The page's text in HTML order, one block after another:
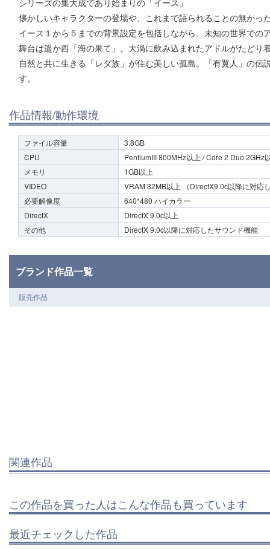
シリーズの集大成であり始まりの「イース」
懐かしいキャラクターの登場や、これまで語られることの無かっ
イース１から５までの背景設定を包括しながら、未知の世界での
舞台は遥か西「海の果て」。大渦に飲み込まれたアドルがたどり
自然と共に生きる「レダ族」が住む美しい孤島。「有翼人」の
す。
作品情報/動作環境
ファイル容量
3.8GB
CPU
PentiumIII 800MHz以上 / Core 2 Duo 2GHz
メモリ
1GB以上
VIDEO
VRAM 32MB以上 （DirectX9.0c以降に対応
必要解像度
640*480 ハイカラー
DirectX
DirectX 9.0c以上
その他
DirectX 9.0c以降に対応したサウンド機能
ブランド作品一覧
販売作品
関連作品
この作品を買った人はこんな作品も買っています
最近チェックした作品